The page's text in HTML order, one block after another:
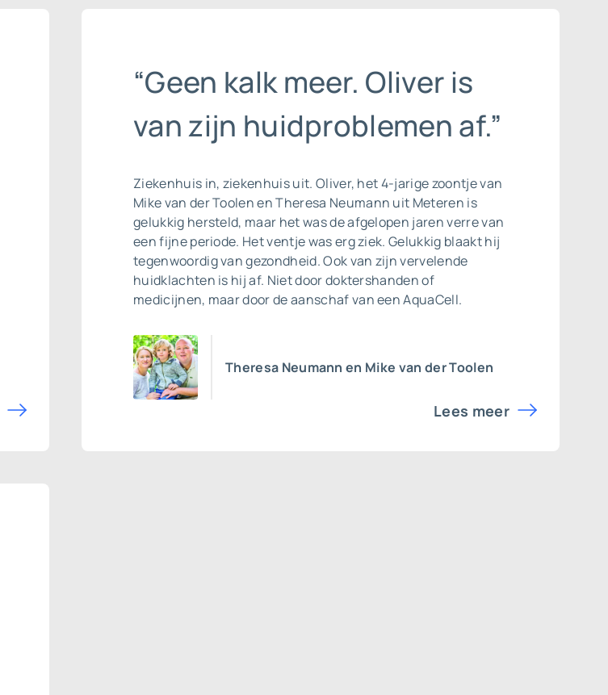
“Geen kalk meer. Oliver is
van zijn huidproblemen af.”
Ziekenhuis in, ziekenhuis uit. Oliver, het 4-jarige zoontje van
Mike van der Toolen en Theresa Neumann uit Meteren is
gelukkig hersteld, maar het was de afgelopen jaren verre van
een fijne periode. Het ventje was erg ziek. Gelukkig blaakt hij
tegenwoordig van gezondheid. Ook van zijn vervelende
huidklachten is hij af. Niet door doktershanden of
medicijnen, maar door de aanschaf van een AquaCell.
Theresa Neumann en Mike van der Toolen
Lees meer